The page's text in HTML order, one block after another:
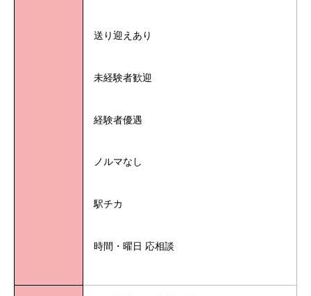
送り迎えあり
未経験者歓迎
経験者優遇
ノルマなし
駅チカ
時間・曜日 応相談